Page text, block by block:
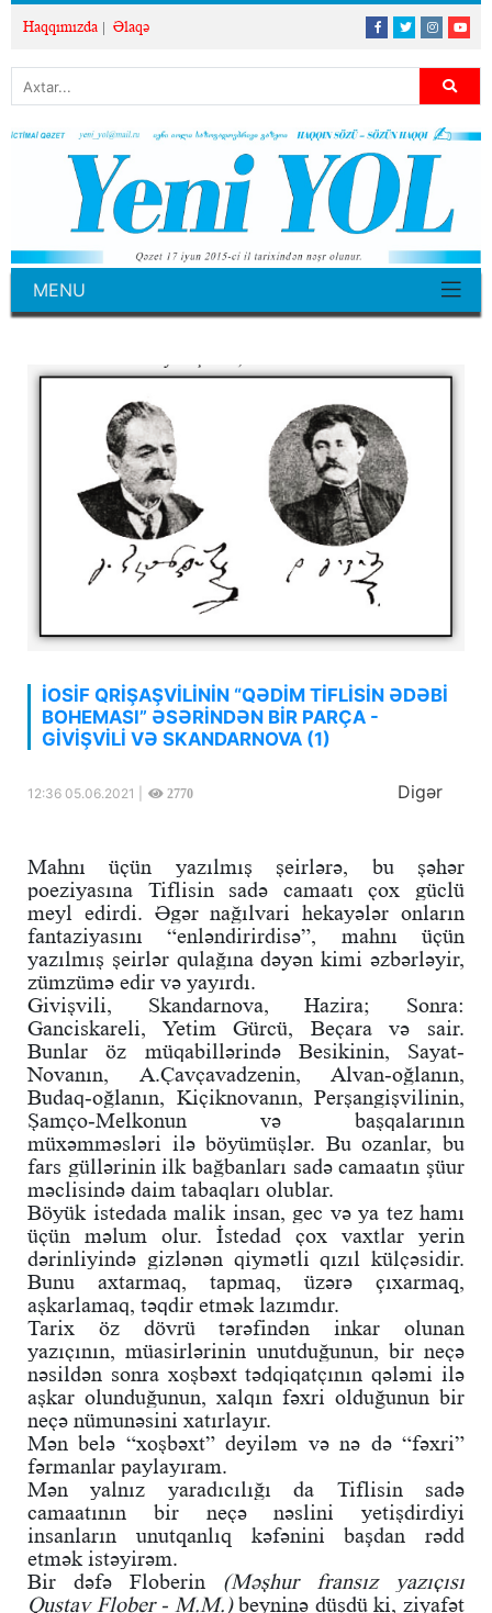
Haqqımızda Əlaqə
MENU
İOSİF QRİŞAŞVİLİNİN “QƏDİM TİFLİSİN ƏDƏBİ
BOHEMASI” ƏSƏRİNDƏN BİR PARÇA -
GİVİŞVİLİ VƏ SKANDARNOVA (1)
12:36 05.06.2021 | 2770 Digər
Mahnı üçün yazılmış şeirlərə, bu şəhər
poeziyasına Tiflisin sadə camaatı çox güclü
meyl edirdi. Əgər nağılvari hekayələr onların
fantaziyasını “enləndirirdisə”, mahnı üçün
yazılmış şeirlər qulağına dəyən kimi əzbərləyir,
zümzümə edir və yayırdı.
Givişvili, Skandarnova, Hazira; Sonra:
Ganciskareli, Yetim Gürcü, Beçara və sair.
Bunlar öz müqabillərində Besikinin, Sayat-
Novanın, A.Çavçavadzenin, Alvan-oğlanın,
Budaq-oğlanın, Kiçiknovanın, Perşangişvilinin,
Şamço-Melkonun və başqalarının
müxəmməsləri ilə böyümüşlər. Bu ozanlar, bu
fars güllərinin ilk bağbanları sadə camaatın şüur
məclisində daim tabaqları olublar.
Böyük istedada malik insan, gec və ya tez hamı
üçün məlum olur. İstedad çox vaxtlar yerin
dərinliyində gizlənən qiymətli qızıl külçəsidir.
Bunu axtarmaq, tapmaq, üzərə çıxarmaq,
aşkarlamaq, təqdir etmək lazımdır.
Tarix öz dövrü tərəfindən inkar olunan
yazıçının, müasirlərinin unutduğunun, bir neçə
nəsildən sonra xoşbəxt tədqiqatçının qələmi ilə
aşkar olunduğunun, xalqın fəxri olduğunun bir
neçə nümunəsini xatırlayır.
Mən belə “xoşbəxt” deyiləm və nə də “fəxri”
fərmanlar paylayıram.
Mən yalnız yaradıcılığı da Tiflisin sadə
camaatının bir neçə nəslini yetişdirdiyi
insanların unutqanlıq kəfənini başdan rədd
etmək istəyirəm.
Bir dəfə Floberin (Məşhur fransız yazıçısı
Qustav Flober - M.M.)beyninə düşdü ki, ziyafət